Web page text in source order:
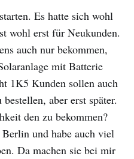
Es hatte sich wohl
wohl erst für Neukunden.
auch nur bekommen,
mit Batterie
1K5 Kunden sollen auch
aber erst später.
den zu bekommen?
und habe auch viel
Da machen sie bei mir